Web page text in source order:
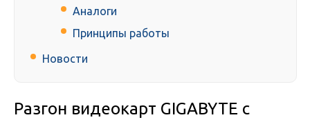
Аналоги
Принципы работы
Новости
Разгон видеокарт GIGABYTE с